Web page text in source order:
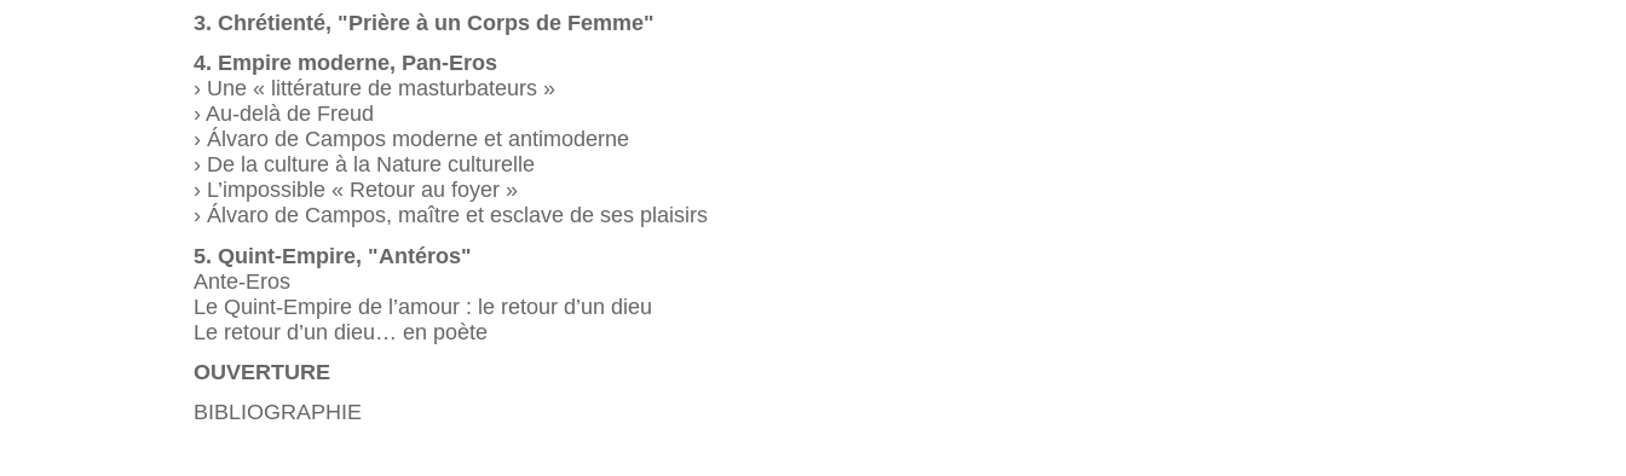
3. Chrétienté, "Prière à un Corps de Femme"
4. Empire moderne, Pan-Eros
› Une « littérature de masturbateurs »
› Au-delà de Freud
› Álvaro de Campos moderne et antimoderne
› De la culture à la Nature culturelle
› L’impossible « Retour au foyer »
› Álvaro de Campos, maître et esclave de ses plaisirs
5. Quint-Empire, "Antéros"
Ante-Eros
Le Quint-Empire de l’amour : le retour d’un dieu
Le retour d’un dieu… en poète
OUVERTURE
BIBLIOGRAPHIE